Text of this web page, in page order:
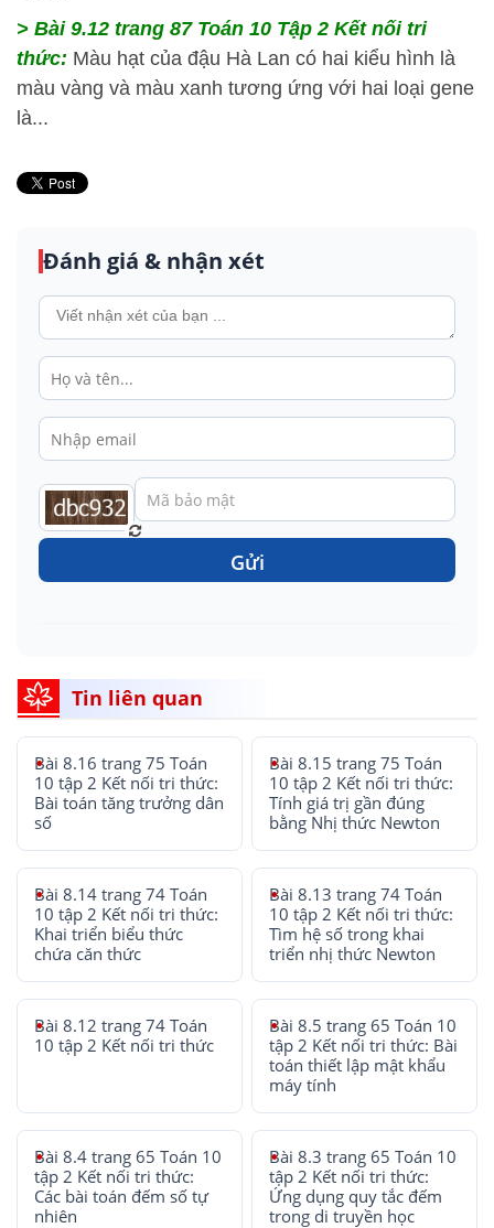
> Bài 9.12 trang 87 Toán 10 Tập 2 Kết nối tri
thức: Màu hạt của đậu Hà Lan có hai kiểu hình là
màu vàng và màu xanh tương ứng với hai loại gene
là...
Đánh giá & nhận xét
Gửi
Tin liên quan
Bài 8.16 trang 75 Toán
10 tập 2 Kết nối tri thức:
Bài toán tăng trưởng dân
số
Bài 8.15 trang 75 Toán
10 tập 2 Kết nối tri thức:
Tính giá trị gần đúng
bằng Nhị thức Newton
Bài 8.14 trang 74 Toán
10 tập 2 Kết nối tri thức:
Khai triển biểu thức
chứa căn thức
Bài 8.13 trang 74 Toán
10 tập 2 Kết nối tri thức:
Tìm hệ số trong khai
triển nhị thức Newton
Bài 8.12 trang 74 Toán
10 tập 2 Kết nối tri thức
Bài 8.5 trang 65 Toán 10
tập 2 Kết nối tri thức: Bài
toán thiết lập mật khẩu
máy tính
Bài 8.4 trang 65 Toán 10
tập 2 Kết nối tri thức:
Các bài toán đếm số tự
nhiên
Bài 8.3 trang 65 Toán 10
tập 2 Kết nối tri thức:
Ứng dụng quy tắc đếm
trong di truyền học